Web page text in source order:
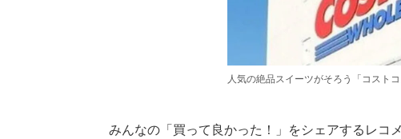
人気の絶品スイーツがそろう「コストコ
みんなの「買って良かった！」をシェアするレコ